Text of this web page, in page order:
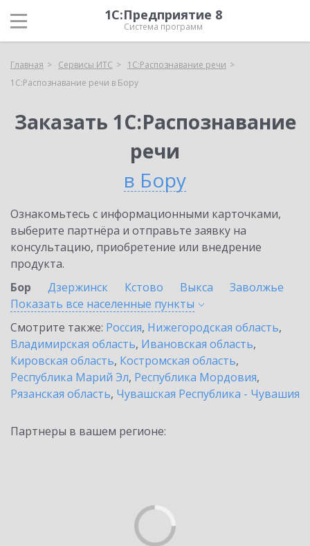
1С:Предприятие 8
Система программ
Главная Сервисы ИТС
1С:Распознавание речи
1С:Распознавание речи в Бору
Заказать 1С:Распознавание
речи
в Бору
Ознакомьтесь с информационными карточками,
выберите партнёра и отправьте заявку на
консультацию, приобретение или внедрение
продукта.
Бор
Дзержинск Кстово Выкса
Заволжье
Показать все населенные пункты
Смотрите также: Россия, Нижегородская область,
Владимирская область, Ивановская область,
Кировская область, Костромская область,
Республика Марий Эл, Республика Мордовия,
Рязанская область, Чувашская Республика - Чувашия
Партнеры в вашем регионе: